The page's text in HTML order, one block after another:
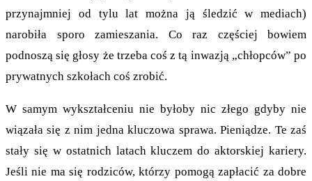
przynajmniej od tylu lat można ją śledzić w mediach)
narobiła sporo zamieszania. Co raz częściej bowiem
podnoszą się głosy że trzeba coś z tą inwazją „chłopców” po
prywatnych szkołach coś zrobić.
W samym wykształceniu nie byłoby nic złego gdyby nie
wiązała się z nim jedna kluczowa sprawa. Pieniądze. Te zaś
stały się w ostatnich latach kluczem do aktorskiej kariery.
Jeśli nie ma się rodziców, którzy pomogą zapłacić za dobre